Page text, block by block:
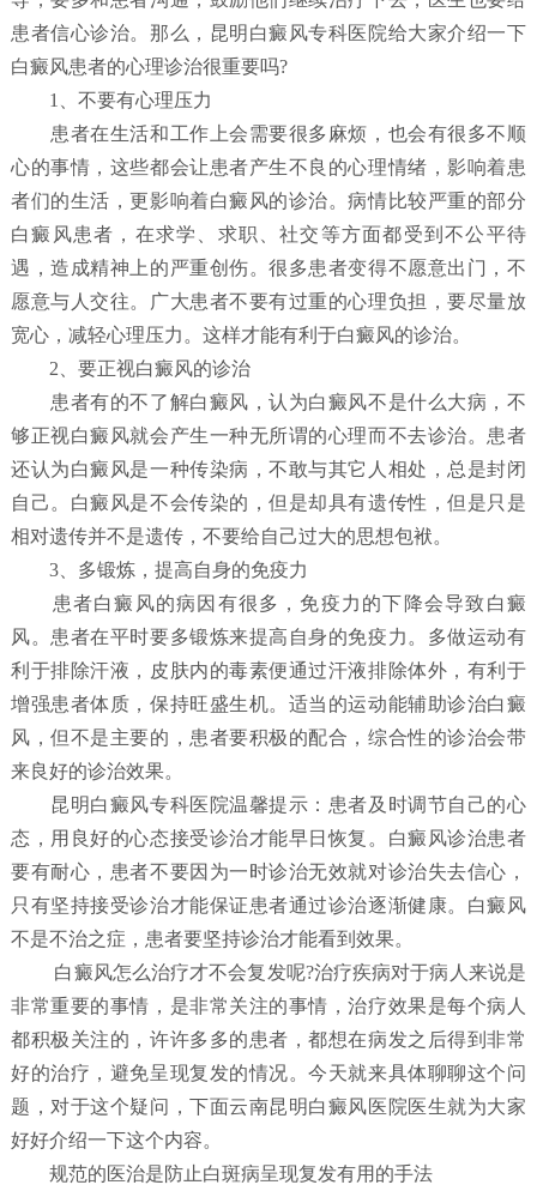
患者信心诊治。那么，昆明白癜风专科医院给大家介绍一下
白癜风患者的心理诊治很重要吗?
1、不要有心理压力
患者在生活和工作上会需要很多麻烦，也会有很多不顺
心的事情，这些都会让患者产生不良的心理情绪，影响着患
者们的生活，更影响着白癜风的诊治。病情比较严重的部分
白癜风患者，在求学、求职、社交等方面都受到不公平待
遇，造成精神上的严重创伤。很多患者变得不愿意出门，不
愿意与人交往。广大患者不要有过重的心理负担，要尽量放
宽心，减轻心理压力。这样才能有利于白癜风的诊治。
2、要正视白癜风的诊治
患者有的不了解白癜风，认为白癜风不是什么大病，不
够正视白癜风就会产生一种无所谓的心理而不去诊治。患者
还认为白癜风是一种传染病，不敢与其它人相处，总是封闭
自己。白癜风是不会传染的，但是却具有遗传性，但是只是
相对遗传并不是遗传，不要给自己过大的思想包袱。
3、多锻炼，提高自身的免疫力
患者白癜风的病因有很多，免疫力的下降会导致白癜
风。患者在平时要多锻炼来提高自身的免疫力。多做运动有
利于排除汗液，皮肤内的毒素便通过汗液排除体外，有利于
增强患者体质，保持旺盛生机。适当的运动能辅助诊治白癜
风，但不是主要的，患者要积极的配合，综合性的诊治会带
来良好的诊治效果。
昆明白癜风专科医院温馨提示：患者及时调节自己的心
态，用良好的心态接受诊治才能早日恢复。白癜风诊治患者
要有耐心，患者不要因为一时诊治无效就对诊治失去信心，
只有坚持接受诊治才能保证患者通过诊治逐渐健康。白癜风
不是不治之症，患者要坚持诊治才能看到效果。
白癜风怎么治疗才不会复发呢?治疗疾病对于病人来说是
非常重要的事情，是非常关注的事情，治疗效果是每个病人
都积极关注的，许许多多的患者，都想在病发之后得到非常
好的治疗，避免呈现复发的情况。今天就来具体聊聊这个问
题，对于这个疑问，下面云南昆明白癜风医院医生就为大家
好好介绍一下这个内容。
规范的医治是防止白斑病呈现复发有用的手法